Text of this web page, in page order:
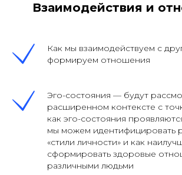
Взаимодействия и
Как мы взаимодействуем с
формируем отношения
Эго-состояния — будут
расширенном контексте с
как эго-состояния
мы можем идентифицировать
«стили личности» и как
сформировать здоровые
различными людьми